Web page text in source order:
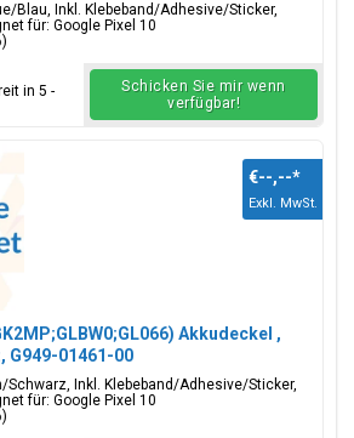
Blau, Inkl. Klebeband/Adhesive/Sticker,
für: Google Pixel 10
in 5 -
Schicken Sie mir wenn
verfügbar!
Akkudeckel ,
G949-01461-00
Schwarz, Inkl. Klebeband/Adhesive/Sticker,
für: Google Pixel 10
€--,--*
Exkl. MwSt.